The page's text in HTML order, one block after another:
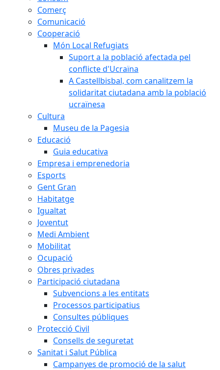
Comerç
Comunicació
Cooperació
Món Local Refugiats
Suport a la població afectada pel
conflicte d'Ucraïna
A Castellbisbal, com canalitzem la
solidaritat ciutadana amb la població
ucraïnesa
Cultura
Museu de la Pagesia
Educació
Guia educativa
Empresa i emprenedoria
Esports
Gent Gran
Habitatge
Igualtat
Joventut
Medi Ambient
Mobilitat
Ocupació
Obres privades
Participació ciutadana
Subvencions a les entitats
Processos participatius
Consultes públiques
Protecció Civil
Consells de seguretat
Sanitat i Salut Pública
Campanyes de promoció de la salut